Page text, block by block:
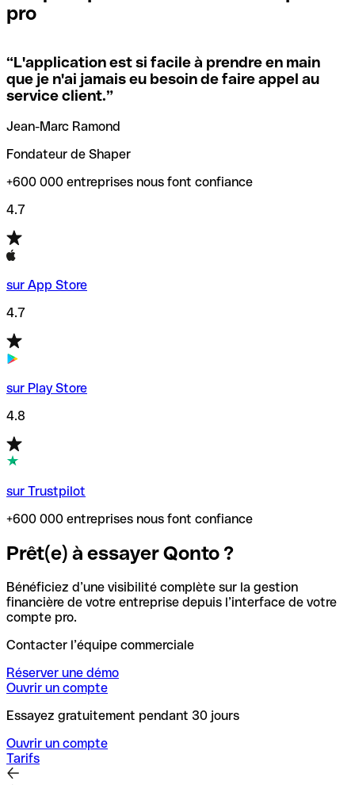
locales.
Si vous n'êtes pas sûr du code SWIFT que vous devriez
utiliser, nous avons développé un outil de recherche de
codes SWIFT par nom de banque.
vérification/recherche de codes SWIFT. Ainsi, vous pouvez
trouver et vérifier vos codes SWIFT avant de réaliser vos
transferts d’argent.
pro
“L'application est si facile à prendre en main
que je n'ai jamais eu besoin de faire appel au
service client.”
Jean-Marc Ramond
Fondateur de Shaper
+600 000 entreprises nous font confiance
4.7
sur App Store
4.7
sur Play Store
4.8
sur Trustpilot
+600 000 entreprises nous font confiance
Prêt(e) à essayer Qonto ?
Bénéficiez d’une visibilité complète sur la gestion
financière de votre entreprise depuis l’interface de votre
compte pro.
Contacter l’équipe commerciale
Réserver une démo
Ouvrir un compte
Essayez gratuitement pendant 30 jours
Ouvrir un compte
Tarifs